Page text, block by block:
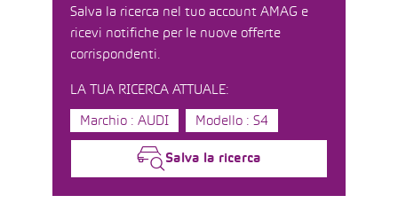
Salva la ricerca nel tuo account AMAG e
ricevi notifiche per le nuove offerte
corrispondenti.
LA TUA RICERCA ATTUALE:
Marchio : AUDI Modello : S4
Salva la ricerca